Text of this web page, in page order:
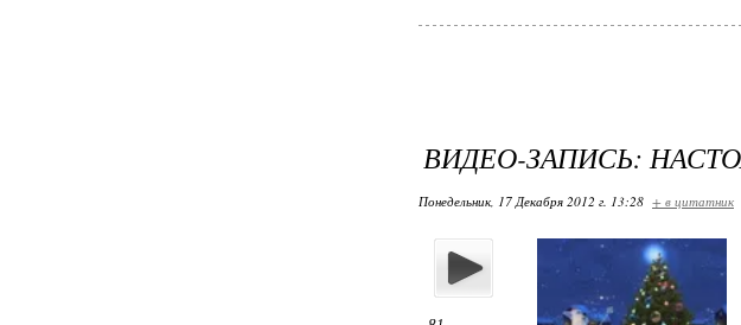
ВИДЕО-ЗАПИСЬ:
Понедельник, 17 Декабря 2012 г. 13:28 + в цитатник